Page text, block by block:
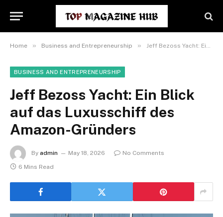
Home » Business and Entrepreneurship » Jeff Bezoss Yacht: Ein Blick auf das Luxusschiff des Amazon-Gründers
BUSINESS AND ENTREPRENEURSHIP
Jeff Bezoss Yacht: Ein Blick
auf das Luxusschiff des
Amazon-Gründers
By admin May 18, 2026
No Comments
6 Mins Read